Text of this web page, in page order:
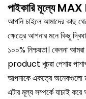
পাইকারি মূল্যে
আপনি চাইলে আমাদের কাছ
ক্ষেত্রে আপনার মনে কিছু
১০০% নিশ্চয়তা। কেননা
product খুচরা পেশার
আপনাকে একত্রে অনেকগুলো
এটার মূল্য সম্পর্কে যাচাই